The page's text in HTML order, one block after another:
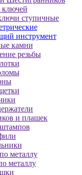
ступичные
инструмент
камни
резьбы
и плашек
металлу
металлу